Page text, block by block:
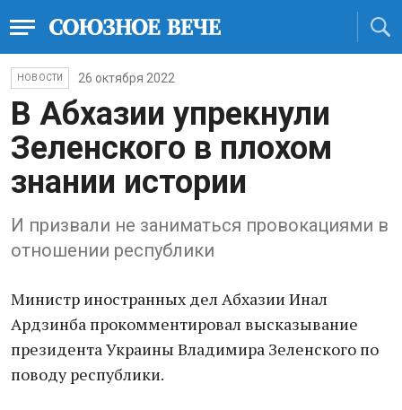
НОВОСТИ 26 октября 2022
В Абхазии упрекнули
Зеленского в плохом
знании истории
И призвали не заниматься провокациями в
отношении республики
Министр иностранных дел Абхазии Инал
Ардзинба прокомментировал высказывание
президента Украины Владимира Зеленского по
поводу республики.